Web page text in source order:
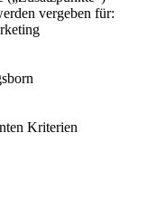
vergeben für:
Kriterien